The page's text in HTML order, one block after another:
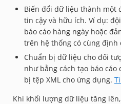
Biến đổi dữ liệu thành một
tin cậy và hữu ích. Ví dụ:
báo cáo hàng ngày hoặc
trên hệ thống có cùng định
Chuẩn bị dữ liệu cho đối
như bằng cách tạo báo
bị tệp XML cho ứng dụng.
Khi khối lượng dữ liệu tăng